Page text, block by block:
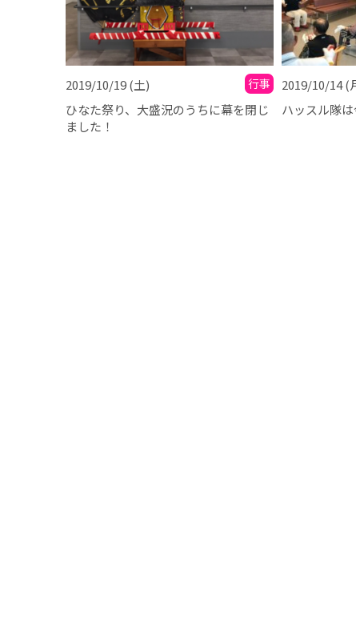
2019/10/19(土) 行事
ひなた祭り、大盛況のうちに幕を閉じ
ました！
2019/10/14(
ハッスル隊